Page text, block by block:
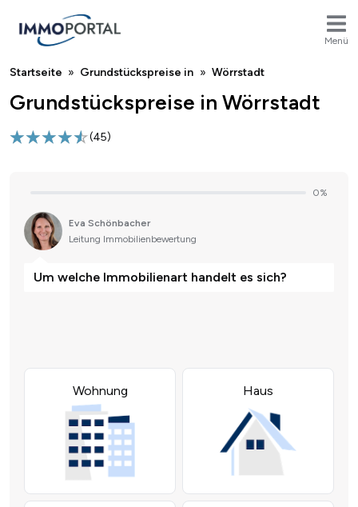
Menü
Breadcrumb
Startseite Grundstückspreise in Wörrstadt
Grundstückspreise in Wörrstadt
(45)